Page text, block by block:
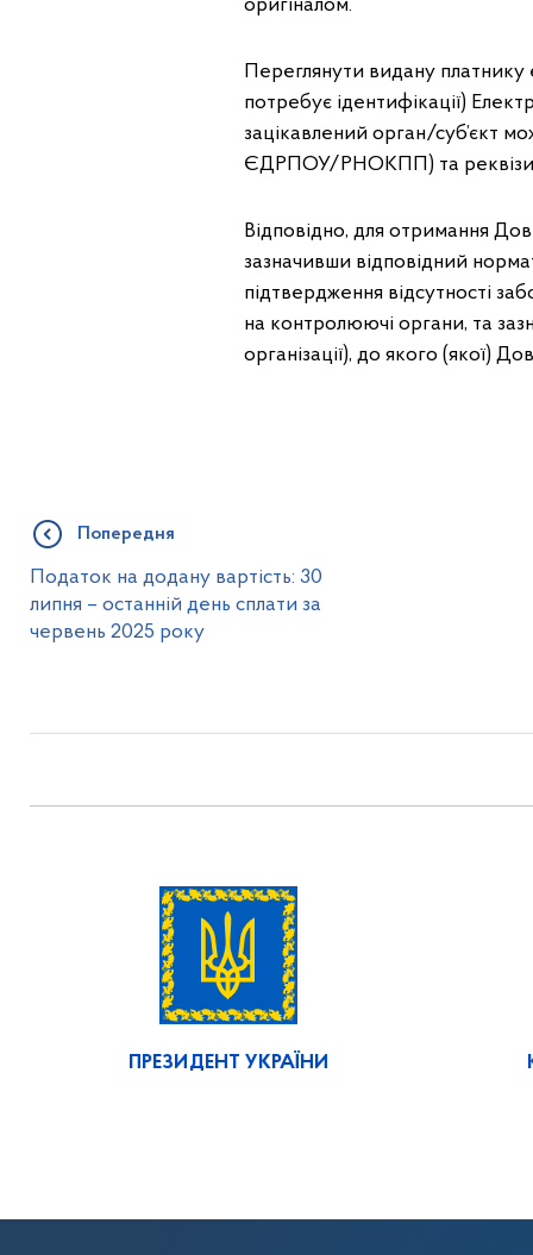
оригіналом.
Переглянути видану платнику
потребує ідентифікації)
зацікавлений орган/суб’єкт
ЄДРПОУ/РНОКПП) та
Відповідно, для отримання
зазначивши відповідний
підтвердження відсутності
на контролюючі органи, та
організації), до якого (якої)
Попередня
Податок на додану вартість: 30
липня – останній день сплати за
червень 2025 року
ПРЕЗИДЕНТ УКРАЇНИ